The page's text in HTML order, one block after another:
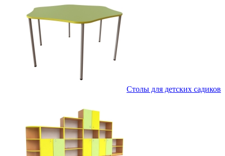
Столы для детских садиков